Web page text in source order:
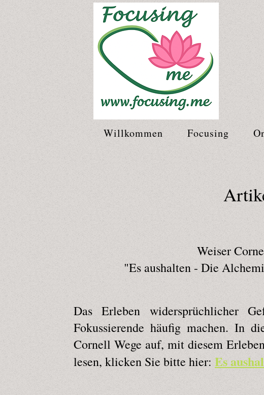
Willkommen Focusing
Weiser
"Es aushalten - Die
Das Erleben widersprüchlicher
Fokussierende häufig machen. In
Cornell Wege auf, mit diesem
lesen, klicken Sie bitte hier: Es